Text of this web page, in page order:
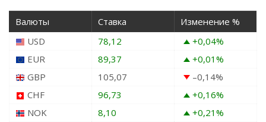
Валюты Ставка
Изменение %
USD
78,12 +0,04%
EUR
89,37 +0,01%
GBP
105,07 –0,14%
CHF
96,73 +0,16%
NOK
8,10 +0,21%